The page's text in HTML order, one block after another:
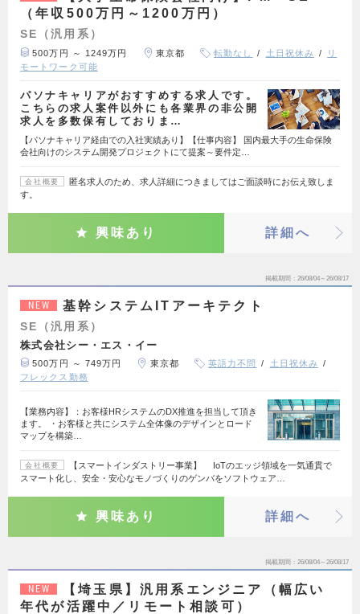
（年収500万円～1200万円）
SE（汎用系）
500万円 ～ 1249万円 東京都 転勤なし 土日祝休み
リ
モートワーク可能
パソナキャリアがおすすめする求人です。
こちらの求人案件以外にも各業界の非公開
求人を多数保有しておりま…
【パソナキャリア経由での入社実績あり】【仕事内容】 国内最大手の生命保険
会社向けのシステム開発プロジェクトにて提案～要件定…
会社概要
匿名求人のため、求人詳細につきましてはご面談時にお伝え致しま
す。
興味あり 詳細へ
掲載期間 26/08/04～26/08/17
NEW 基幹システムITアーキテクト
SE（汎用系）
株式会社シー・エス・イー
500万円 ～ 749万円 東京都 英語力不問
土日祝休み
フレックス勤務
【業務内容】：お客様HRシステムのDX推進を担当して頂き
ます。 ・お客様と共にシステム全体像のデザインとロード
マップを構築…
会社概要
【スマートインダストリー事業】 IoTのエッジ領域を一気通貫で
スマート化し、安全・安心なモノづくりのゲンバをソフトウェア…
興味あり 詳細へ
掲載期間 26/08/04～26/08/17
NEW
【埼玉県】汎用系エンジニア（幅広い
年代が活躍中／リモート相談可）